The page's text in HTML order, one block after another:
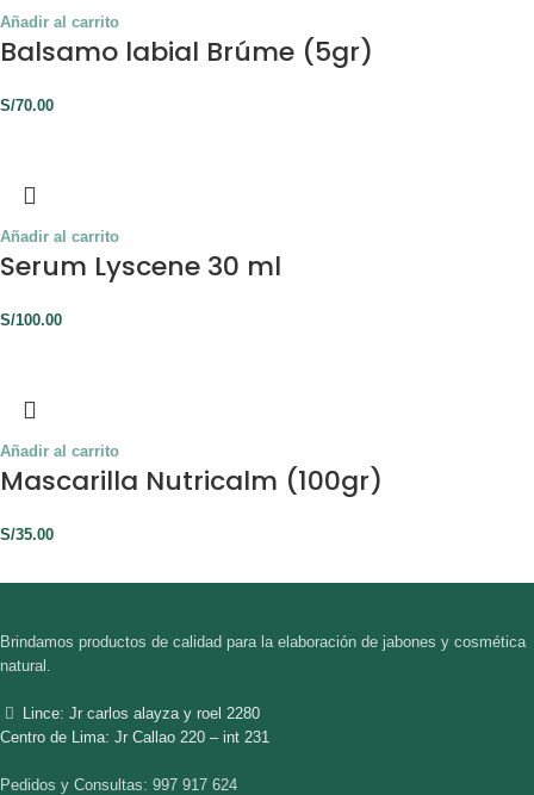
Añadir al carrito
Balsamo labial Brúme (5gr)
S/70.00
Añadir al carrito
Serum Lyscene 30 ml
S/100.00
Añadir al carrito
Mascarilla Nutricalm (100gr)
S/35.00
Brindamos productos de calidad para la elaboración de jabones y cosmética
natural.
Lince: Jr carlos alayza y roel 2280
Centro de Lima: Jr Callao 220 – int 231
Pedidos y Consultas: 997 917 624